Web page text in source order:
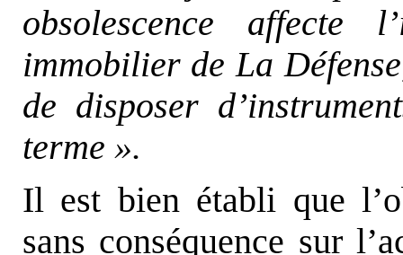
obsolescence affecte
immobilier de La
de disposer
terme ».
Il est bien établi que
sans conséquence sur